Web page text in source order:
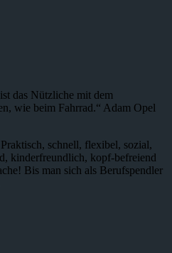
das Nützliche mit dem
wie beim Fahrrad.“ Adam Opel
schnell, flexibel, sozial,
kinderfreundlich, kopf-befreiend
Bis man sich als Berufspendler